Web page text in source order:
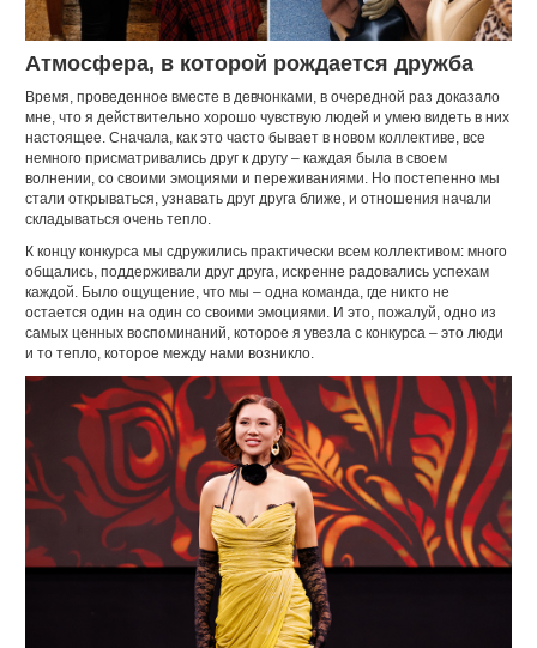
Атмосфера, в которой рождается дружба
Время, проведенное вместе в девчонками, в очередной раз доказало
мне, что я действительно хорошо чувствую людей и умею видеть в них
настоящее. Сначала, как это часто бывает в новом коллективе, все
немного присматривались друг к другу – каждая была в своем
волнении, со своими эмоциями и переживаниями. Но постепенно мы
стали открываться, узнавать друг друга ближе, и отношения начали
складываться очень тепло.
К концу конкурса мы сдружились практически всем коллективом: много
общались, поддерживали друг друга, искренне радовались успехам
каждой. Было ощущение, что мы – одна команда, где никто не
остается один на один со своими эмоциями. И это, пожалуй, одно из
самых ценных воспоминаний, которое я увезла с конкурса – это люди
и то тепло, которое между нами возникло.